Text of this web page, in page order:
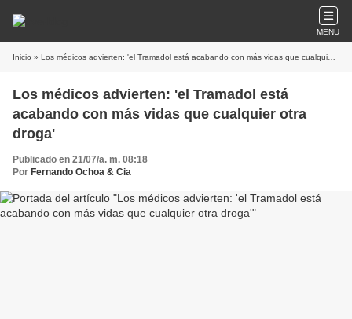
MENU
Inicio » Los médicos advierten: 'el Tramadol está acabando con más vidas que cualquier otra droga'
Los médicos advierten: 'el Tramadol está
acabando con más vidas que cualquier otra
droga'
Publicado en 21/07/a. m. 08:18
Por Fernando Ochoa & Cia